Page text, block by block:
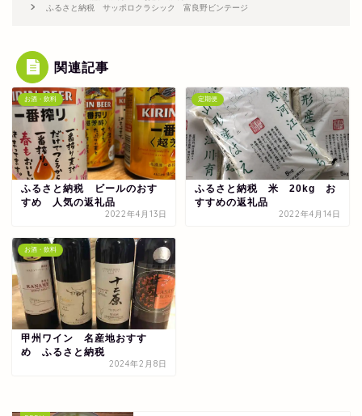
ふるさと納税 サッポロクラシック 富良野ビンテージ
関連記事
お酒・飲料
ふるさと納税 ビールのおす
すめ 人気の返礼品
2022年4月13日
定期便
ふるさと納税 米 20kg お
すすめの返礼品
2022年4月14日
お酒・飲料
甲州ワイン 名産地おすす
め ふるさと納税
2024年2月8日